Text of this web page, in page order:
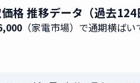
格 推移データ（過去124
（家電市場）で通期横ば